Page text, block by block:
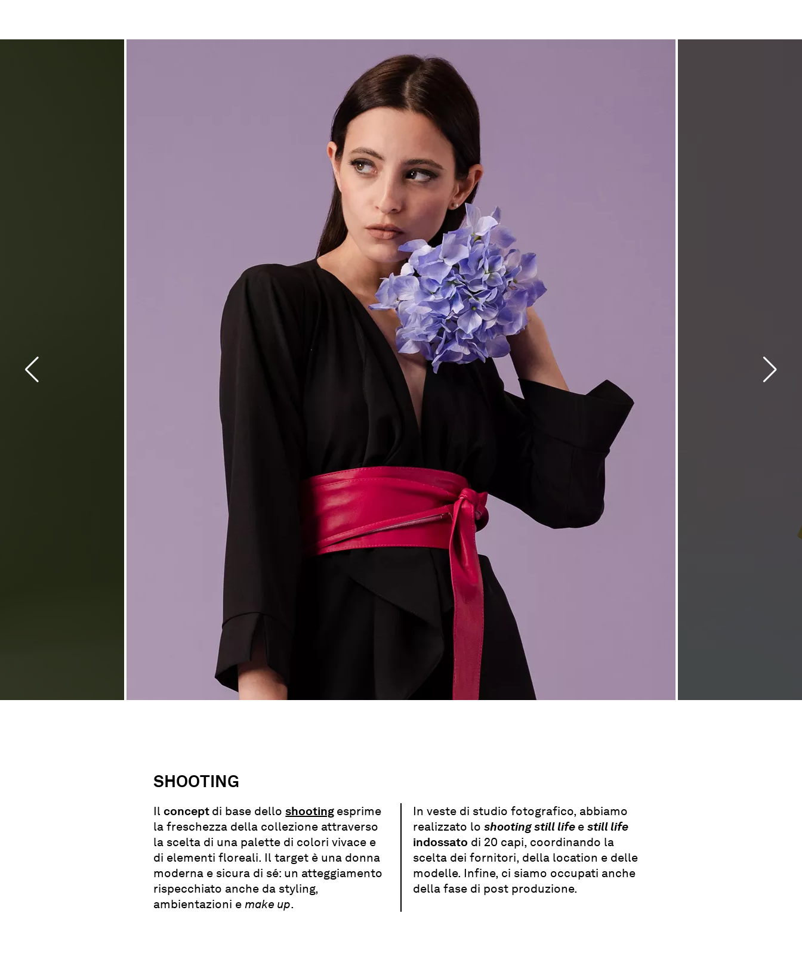
SHOOTING
Il concept di base delloshooting esprime
la freschezza della collezione attraverso
la scelta di una palette di colori vivace e
di elementi floreali. Il target è una donna
moderna e sicura di sé: un atteggiamento
rispecchiato anche da styling,
ambientazioni emake up.
In veste di studio fotografico, abbiamo
realizzato lo shooting still life e still life
indossato di 20 capi, coordinando la
scelta dei fornitori, della location e delle
modelle. Infine, ci siamo occupati anche
della fase di post produzione.